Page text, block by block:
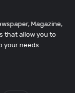
Magazine,
that allow you to
your needs.